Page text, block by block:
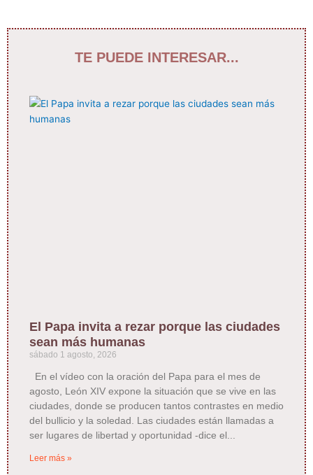
TE PUEDE INTERESAR...
El Papa invita a rezar porque las ciudades
sean más humanas
sábado 1 agosto, 2026
En el vídeo con la oración del Papa para el mes de
agosto, León XIV expone la situación que se vive en las
ciudades, donde se producen tantos contrastes en medio
del bullicio y la soledad. Las ciudades están llamadas a
ser lugares de libertad y oportunidad -dice el
Leer más »